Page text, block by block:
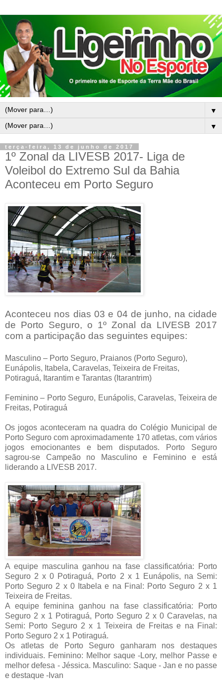
▼
▼
terça-feira, 13 de junho de 2017
1º Zonal da LIVESB 2017- Liga de
Voleibol do Extremo Sul da Bahia
Aconteceu em Porto Seguro
Aconteceu nos dias 03 e 04 de junho, na cidade
de Porto Seguro, o 1º Zonal da LIVESB 2017
com a participação das seguintes equipes:
Masculino – Porto Seguro, Praianos (Porto Seguro),
Eunápolis, Itabela, Caravelas, Teixeira de Freitas,
Potiraguá, Itarantim e Tarantas (Itarantrim)
Feminino – Porto Seguro, Eunápolis, Caravelas, Teixeira de
Freitas, Potiraguá
Os jogos aconteceram na quadra do Colégio Municipal de
Porto Seguro com aproximadamente 170 atletas, com vários
jogos emocionantes e bem disputados. Porto Seguro
sagrou-se Campeão no Masculino e Feminino e está
liderando a LIVESB 2017.
A equipe masculina ganhou na fase classificatória: Porto
Seguro 2 x 0 Potiraguá, Porto 2 x 1 Eunápolis, na Semi:
Porto Seguro 2 x 0 Itabela e na Final: Porto Seguro 2 x 1
Teixeira de Freitas.
A equipe feminina ganhou na fase classificatória: Porto
Seguro 2 x 1 Potiraguá, Porto Seguro 2 x 0 Caravelas, na
Semi: Porto Seguro 2 x 1 Teixeira de Freitas e na Final:
Porto Seguro 2 x 1 Potiraguá.
Os atletas de Porto Seguro ganharam nos destaques
individuais. Feminino: Melhor saque -Lory, melhor Passe e
melhor defesa - Jéssica. Masculino: Saque - Jan e no passe
e destaque -Ivan